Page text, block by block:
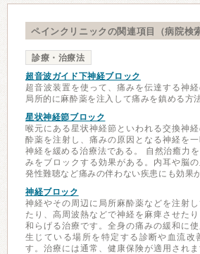
ペインクリニックの関連項目（病院検
診療・治療法
超音波ガイド下神経ブロック
超音波装置を使って、痛みを伝達する神
局所的に麻酔薬を注入して痛みを鎮める方法
星状神経節ブロック
喉元にある星状神経節といわれる交換神
酔薬を注射し、痛みの原因となる神経を
神経を緩める治療法である。 自然治癒力
みをブロックする効果がある。内耳や脳
発性難聴など痛みの伴わない疾患にも効果
神経ブロック
神経やその周辺に局所麻酔薬などを注射
たり、高周波熱などで神経を麻痺させた
和らげる治療です。全身の痛みの緩和に
生じている場所を特定する診断や血流改
す。治療には通常、健康保険が適用され